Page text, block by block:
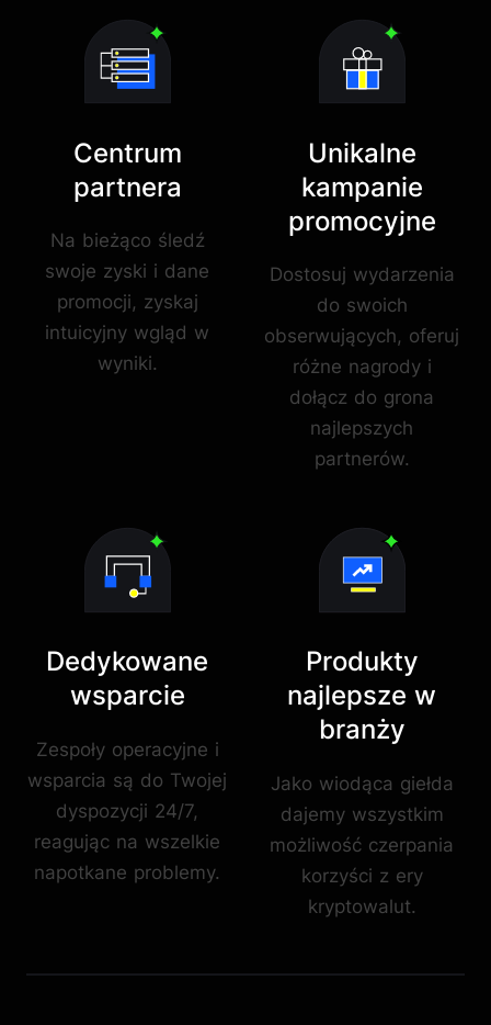
Centrum
partnera
Na bieżąco śledź
swoje zyski i dane
promocji, zyskaj
intuicyjny wgląd w
wyniki.
Unikalne
kampanie
promocyjne
Dostosuj wydarzenia
do swoich
obserwujących, oferuj
różne nagrody i
dołącz do grona
najlepszych
partnerów.
Dedykowane
wsparcie
Zespoły operacyjne i
wsparcia są do Twojej
dyspozycji 24/7,
reagując na wszelkie
napotkane problemy.
Produkty
najlepsze w
branży
Jako wiodąca giełda
dajemy wszystkim
możliwość czerpania
korzyści z ery
kryptowalut.